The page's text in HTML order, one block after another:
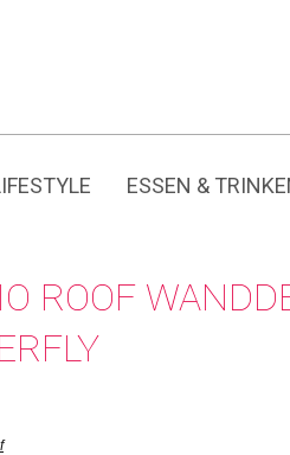
ESSEN &
ROOF